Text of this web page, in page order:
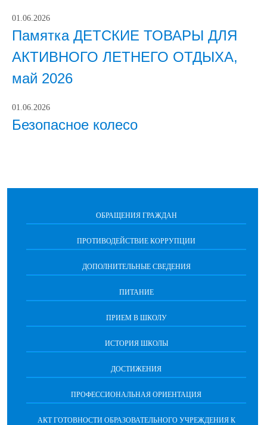
01.06.2026
Памятка ДЕТСКИЕ ТОВАРЫ ДЛЯ
АКТИВНОГО ЛЕТНЕГО ОТДЫХА,
май 2026
01.06.2026
Безопасное колесо
ОБРАЩЕНИЯ ГРАЖДАН
ПРОТИВОДЕЙСТВИЕ КОРРУПЦИИ
ДОПОЛНИТЕЛЬНЫЕ СВЕДЕНИЯ
ПИТАНИЕ
ПРИЕМ В ШКОЛУ
ИСТОРИЯ ШКОЛЫ
ДОСТИЖЕНИЯ
ПРОФЕССИОНАЛЬНАЯ ОРИЕНТАЦИЯ
АКТ ГОТОВНОСТИ ОБРАЗОВАТЕЛЬНОГО УЧРЕЖДЕНИЯ К